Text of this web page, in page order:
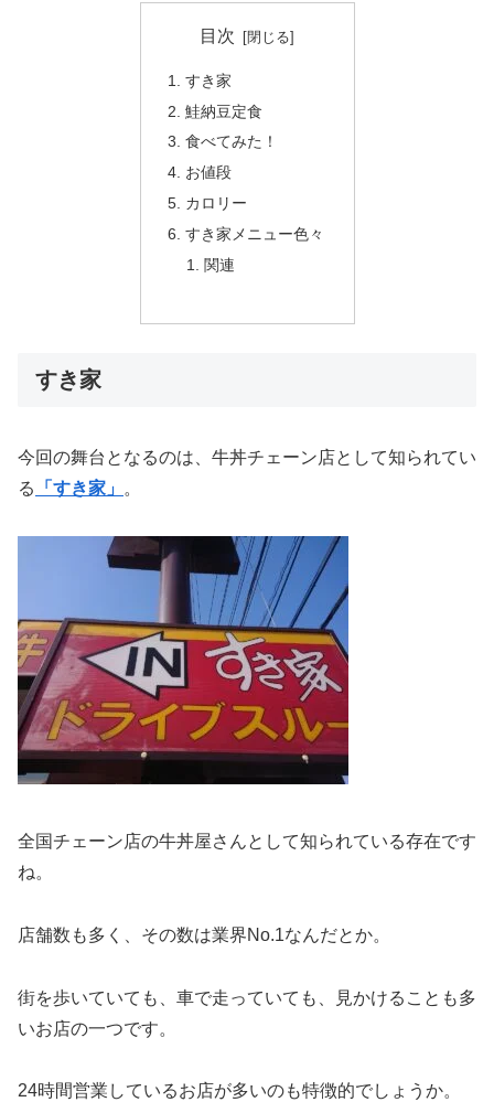
目次
すき家
鮭納豆定食
食べてみた！
お値段
カロリー
すき家メニュー色々
関連
すき家
今回の舞台となるのは、牛丼チェーン店として知られてい
る
「すき家」 。
全国チェーン店の牛丼屋さんとして知られている存在です
ね。
店舗数も多く、その数は業界No.1なんだとか。
街を歩いていても、車で走っていても、見かけることも多
いお店の一つです。
24時間営業しているお店が多いのも特徴的でしょうか。